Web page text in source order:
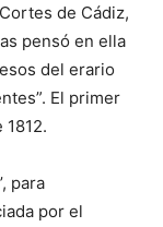
de Cádiz,
pensó en ella
del erario
El primer
’, para
por el